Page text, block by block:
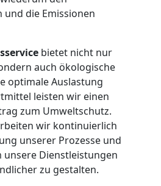
und die Emissionen
bietet nicht nur
auch ökologische
optimale Auslastung
leisten wir einen
zum Umweltschutz.
wir kontinuierlich
unserer Prozesse und
unsere Dienstleistungen
zu gestalten.